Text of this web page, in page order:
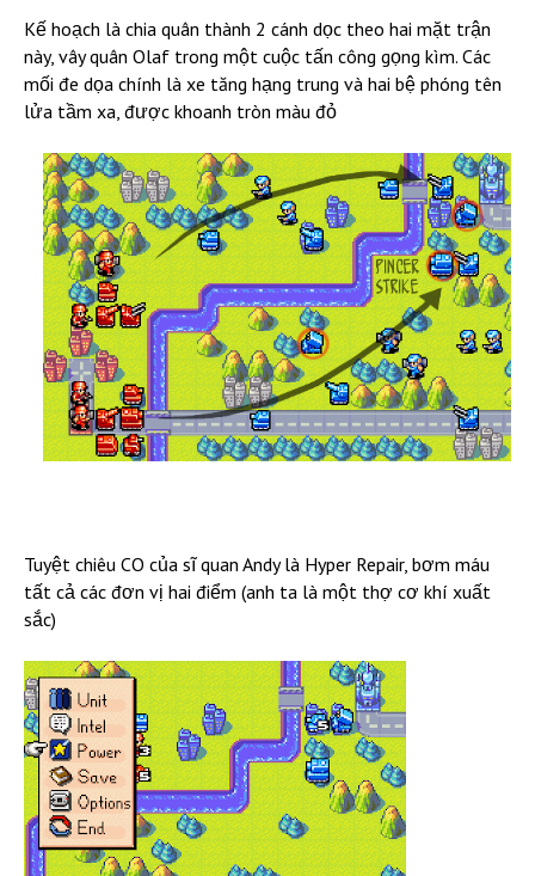
Kế hoạch là chia quân thành 2 cánh dọc theo hai mặt trận
này, vây quân Olaf trong một cuộc tấn công gọng kìm. Các
mối đe dọa chính là xe tăng hạng trung và hai bệ phóng tên
lửa tầm xa, được khoanh tròn màu đỏ
Tuyệt chiêu CO của sĩ quan Andy là Hyper Repair, bơm máu
tất cả các đơn vị hai điểm (anh ta là một thợ cơ khí xuất
sắc)